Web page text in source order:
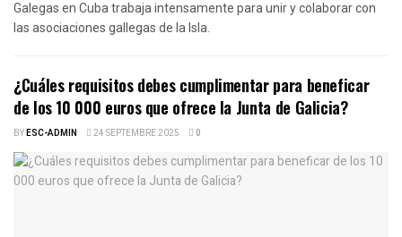
Galegas en Cuba trabaja intensamente para unir y colaborar con
las asociaciones gallegas de la Isla.
¿Cuáles requisitos debes cumplimentar para beneficar
de los 10 000 euros que ofrece la Junta de Galicia?
BYESC-ADMIN 24 SEPTEMBRE 2025 0